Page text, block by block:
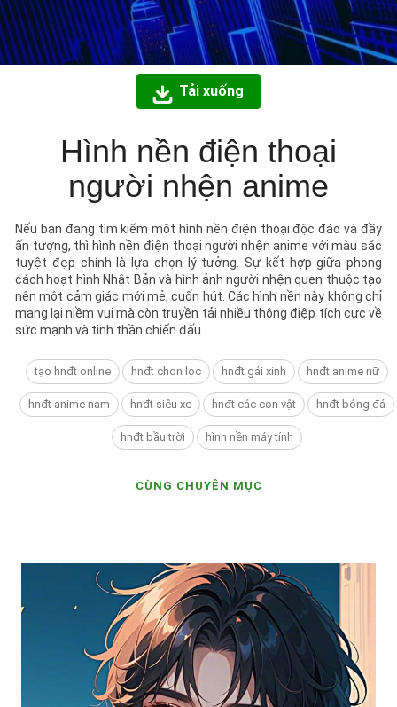
Tải xuống
Hình nền điện thoại
người nhện anime
Nếu bạn đang tìm kiếm một hình nền điện thoại độc đáo và đầy
ấn tượng, thì hình nền điện thoại người nhện anime với màu sắc
tuyệt đẹp chính là lựa chọn lý tưởng. Sự kết hợp giữa phong
cách hoạt hình Nhật Bản và hình ảnh người nhện quen thuộc tạo
nên một cảm giác mới mẻ, cuốn hút. Các hình nền này không chỉ
mang lại niềm vui mà còn truyền tải nhiều thông điệp tích cực về
sức mạnh và tinh thần chiến đấu.
tạo hnđt online hnđt chon lọc hnđt gái xinh hnđt anime nữ
hnđt anime nam hnđt siêu xe hnđt các con vật hnđt bóng đá
hnđt bầu trời hình nền máy tính
CÙNG CHUYÊN MỤC